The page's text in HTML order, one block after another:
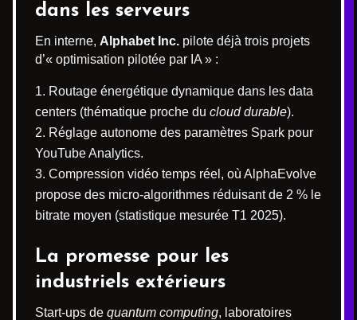
dans les serveurs
En interne, Alphabet Inc. pilote déjà trois projets
d’« optimisation pilotée par IA » :
Routage énergétique dynamique dans les data
centers (thématique proche du cloud durable).
Réglage autonome des paramètres Spark pour
YouTube Analytics.
Compression vidéo temps réel, où AlphaEvolve
propose des micro-algorithmes réduisant de 2 % le
bitrate moyen (statistique mesurée T1 2025).
La promesse pour les
industriels extérieurs
Start-ups de quantum computing, laboratoires